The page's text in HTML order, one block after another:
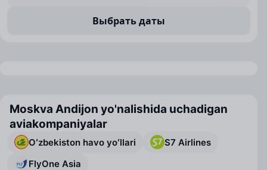
Выбрать даты
Moskva Andijon yo'nalishida uchadigan
aviakompaniyalar
Oʻzbekiston havo yoʻllari
S7 Airlines
FlyOne Asia